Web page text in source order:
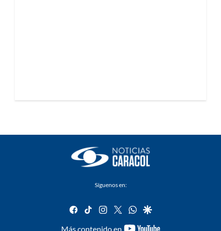
Síguenos en:
facebook
tiktok instagram
twitterwhatsapp
google
Más contenido en
youtube-